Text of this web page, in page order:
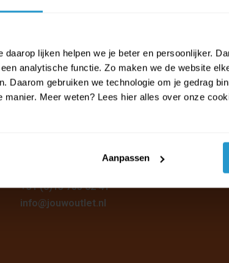
daarop lijken helpen we je beter en persoonlijker.
analytische functie. Zo maken we de website
Daarom gebruiken we technologie om je gedrag
manier. Meer weten? Lees hier alles over onze
Aanpassen
Bel of mail ons!
Binnen 24 uur antwoord op je vraag!
binnen enkele uren antwoord.
+31 (0)13 785 62 41
info@jouwoutlet.nl